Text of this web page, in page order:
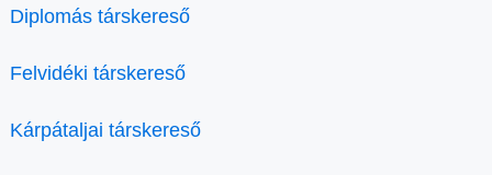
Diplomás társkereső
Felvidéki társkereső
Kárpátaljai társkereső